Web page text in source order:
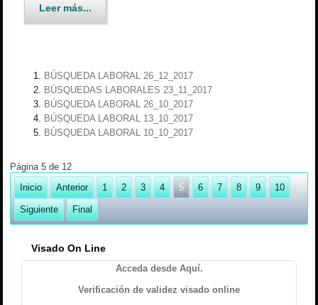
Leer más...
BÚSQUEDA LABORAL 26_12_2017
BÚSQUEDAS LABORALES 23_11_2017
BÚSQUEDA LABORAL 26_10_2017
BÚSQUEDA LABORAL 13_10_2017
BÚSQUEDA LABORAL 10_10_2017
Página 5 de 12
Inicio
Anterior 1 2 3 4 5 6 7 8 9 10
Siguiente Final
Visado On Line
Acceda desde Aquí.
Verificación de validez visado online